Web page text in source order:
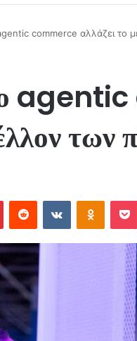
commerce αλλάζει το
PinterestReddit VKontakte